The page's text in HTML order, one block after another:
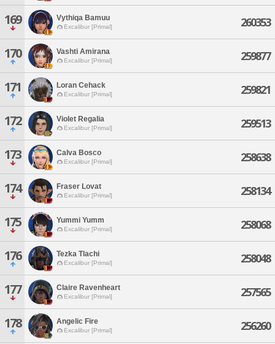
169 Vythiqa Bamuu
Excalibur [Primal] 260353
170 Vashti Amirana
Excalibur [Primal] 259877
171 Loran Cehack
Excalibur [Primal] 259821
172 Violet Regalia
Excalibur [Primal] 259513
173 Calva Bosco
Excalibur [Primal] 258638
174 Fraser Lovat
Excalibur [Primal] 258134
175 Yummi Yumm
Excalibur [Primal] 258068
176 Tezka Tlachi
Excalibur [Primal] 258048
177 Claire Ravenheart
Excalibur [Primal] 257565
178 Angelic Fire
Excalibur [Primal] 256260